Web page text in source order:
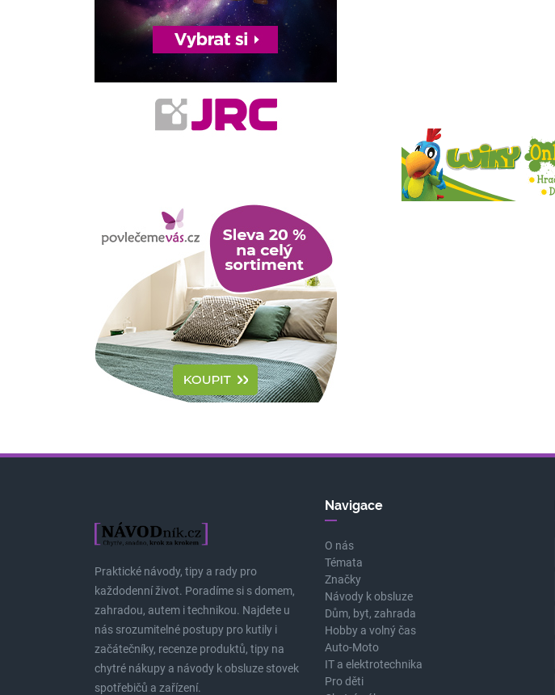
Praktické návody, tipy a rady pro
každodenní život. Poradíme si s domem,
zahradou, autem i technikou. Najdete u
nás srozumitelné postupy pro kutily i
začátečníky, recenze produktů, tipy na
chytré nákupy a návody k obsluze stovek
spotřebičů a zařízení.
Navigace
O nás
Témata
Značky
Návody k obsluze
Dům, byt, zahrada
Hobby a volný čas
Auto-Moto
IT a elektrotechnika
Pro děti